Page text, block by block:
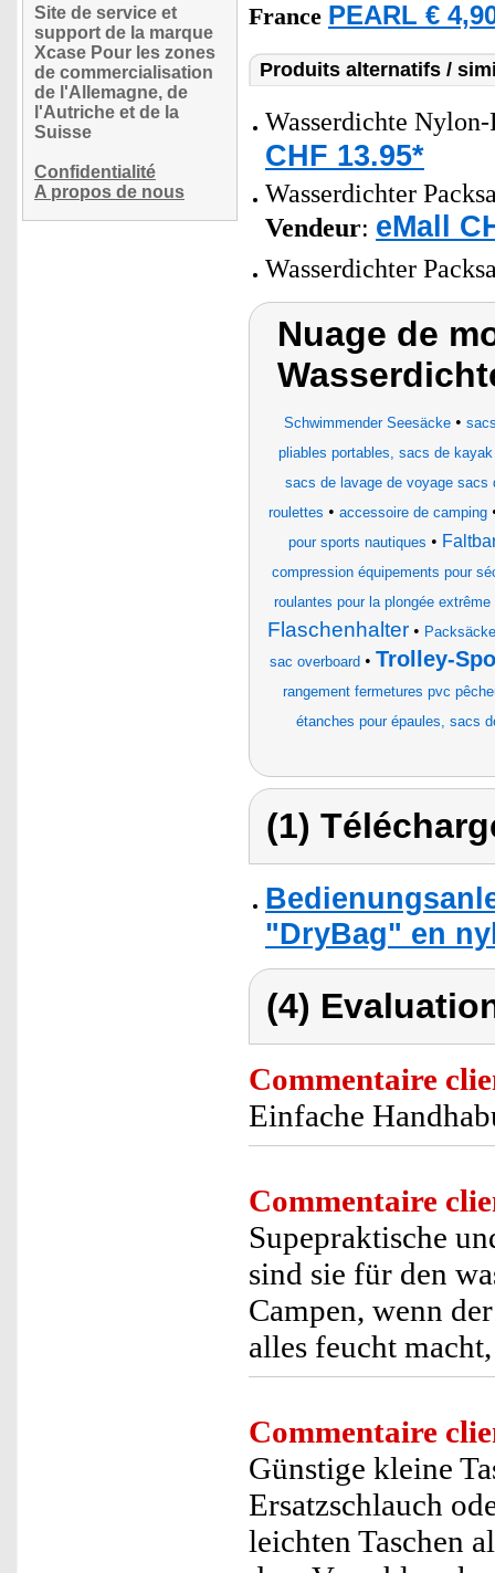
Site de service et
support de la marque
Xcase Pour les zones
de commercialisation
de l'Allemagne, de
l'Autriche et de la
Suisse
Confidentialité
A propos de nous
France PEARL €
Produits alternatifs /
Wasserdichte
CHF 13.95*
Wasserdichter
Vendeur: eMall
Wasserdichter
Nuage de
Schwimmender Seesäcke •
pliables portables, sacs de kayak
sacs de lavage de voyage
roulettes • accessoire de camping
pour sports nautiques •
compression équipements pour
roulantes pour la plongée
Flaschenhalter •
sac overboard• Trolley-
rangement fermetures pvc
étanches pour épaules, sacs
(1)
"DryBag" en
(4)
Commentaire
Einfache
Commentaire
Supepraktische
sind sie für den
Campen, wenn
alles feucht
Commentaire
Günstige kleine
Ersatzschlauch
leichten Taschen